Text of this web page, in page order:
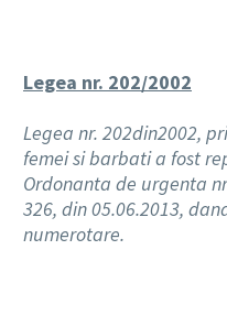
Legea nr. 202/2002
Legea nr. 202din2002,
femei si barbati a fost
Ordonanta de urgenta
326, din 05.06.2013,
numerotare.